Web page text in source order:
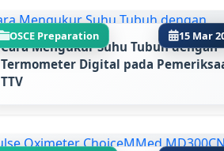
OSCE Preparation 15 Mar
Cara Mengukur Suhu Tubuh dengan
Termometer Digital pada
TTV